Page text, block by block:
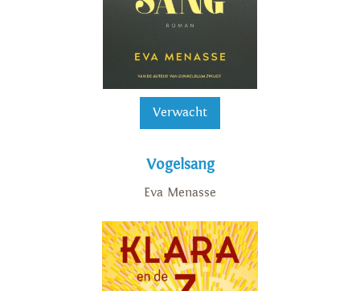
Verwacht
Vogelsang
Eva Menasse